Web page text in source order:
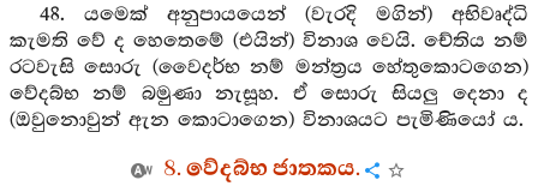
48. යමෙක් අනුපායයෙන් (වැරදි මගින්) අභිවෘද්ධි
කැමති වේ ද හෙතෙමේ (එයින්) විනාශ වෙයි. චේතිය නම්
රටවැසි සොරු (වෛදර්භ නම් මන්ත්‍රය හේතුකොටගෙන)
වේදබ්භ නම් බමුණා නැසූහ. ඒ සොරු සියලු දෙනා ද
(ඔවුනොවුන් ඇන කොටාගෙන) විනාශයට පැමිණියෝ ය.
8. වේදබ්භ ජාතකය.